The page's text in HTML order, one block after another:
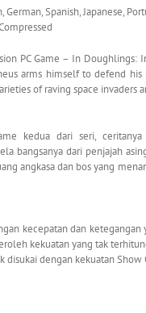
German, Spanish, Japanese,
PC Game – In
arms himself to defend
of raving space invaders
kedua dari seri,
bangsanya dari penjajah
angkasa dan bos yang
kecepatan dan
kekuatan yang tak
disukai dengan kekuatan